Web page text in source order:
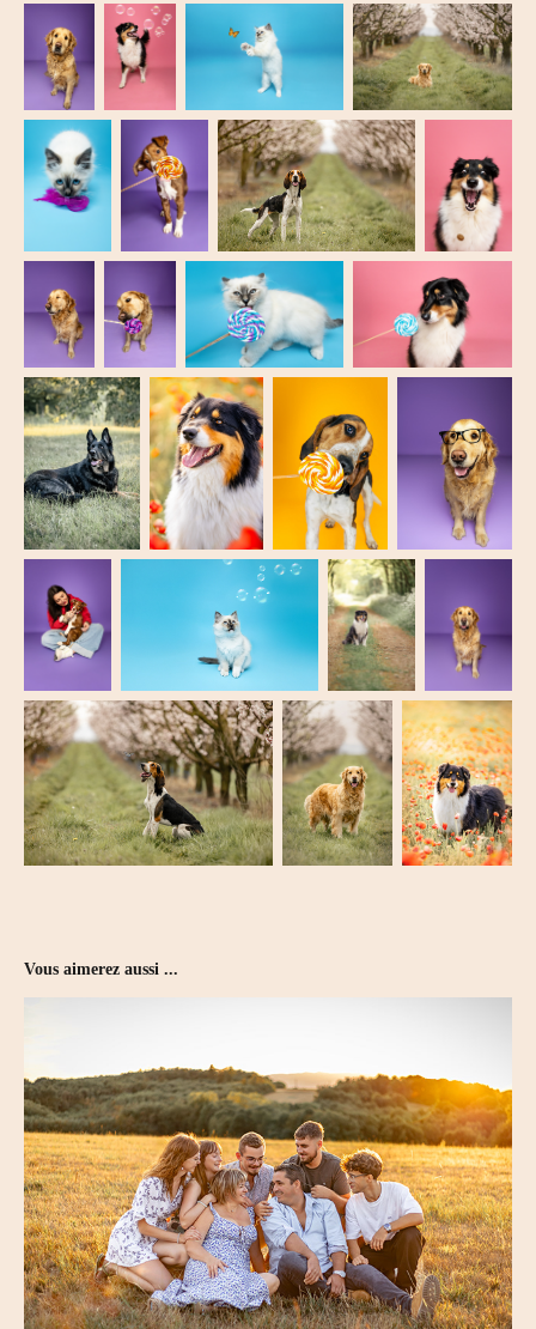
Vous aimerez aussi ...